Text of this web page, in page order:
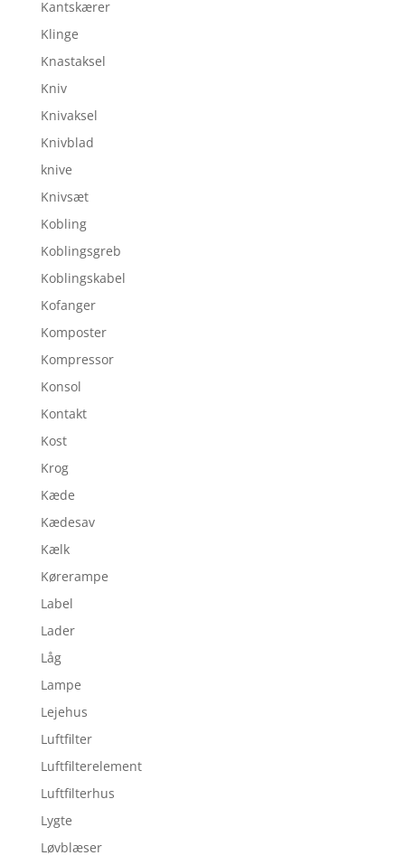
Kantskærer
Klinge
Knastaksel
Kniv
Knivaksel
Knivblad
knive
Knivsæt
Kobling
Koblingsgreb
Koblingskabel
Kofanger
Komposter
Kompressor
Konsol
Kontakt
Kost
Krog
Kæde
Kædesav
Kælk
Kørerampe
Label
Lader
Låg
Lampe
Lejehus
Luftfilter
Luftfilterelement
Luftfilterhus
Lygte
Løvblæser